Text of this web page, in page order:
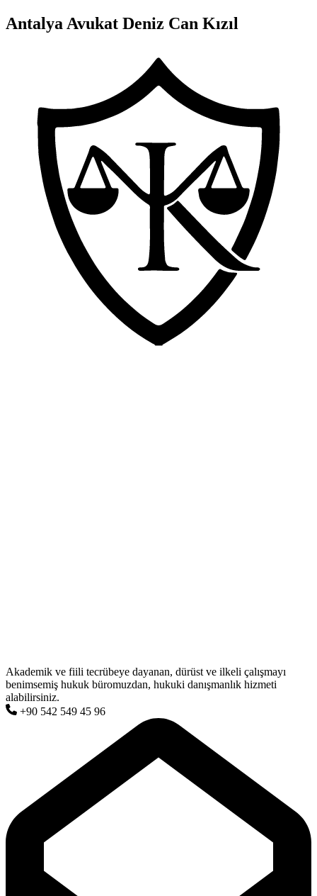
Antalya Avukat Deniz Can Kızıl
Akademik ve fiili tecrübeye dayanan, dürüst ve ilkeli çalışmayı
benimsemiş hukuk büromuzdan, hukuki danışmanlık hizmeti
alabilirsiniz.
+90 542 549 45 96